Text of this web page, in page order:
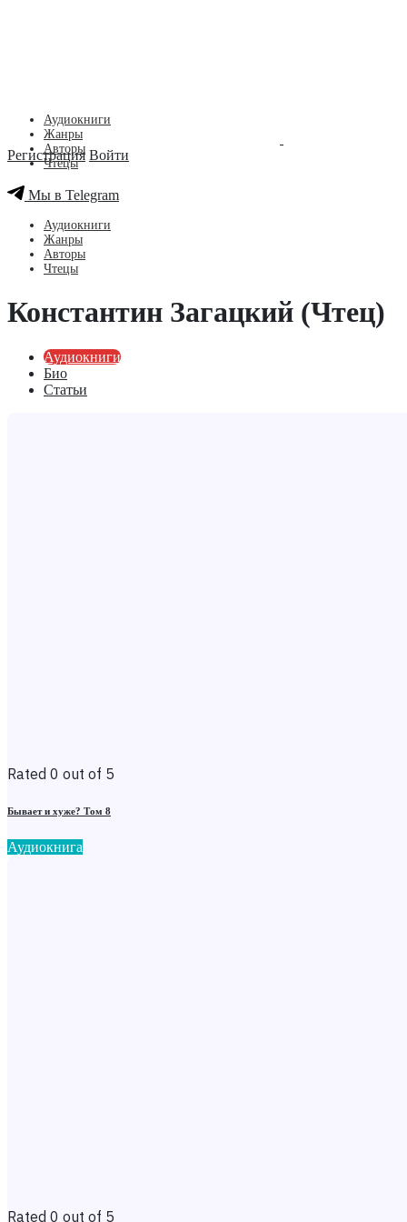
Регистрация Войти
Аудиокниги
Жанры
Авторы
Чтецы
Мы в Telegram
Аудиокниги
Жанры
Авторы
Чтецы
Константин Загацкий (Чтец)
Аудиокниги
Био
Статьи
Rated 0 out of 5
Бывает и хуже? Том 8
Аудиокнига
Rated 0 out of 5